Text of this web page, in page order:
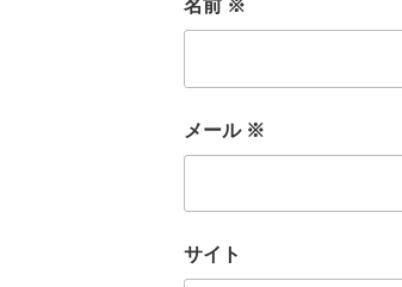
名前 ※
メール ※
サイト